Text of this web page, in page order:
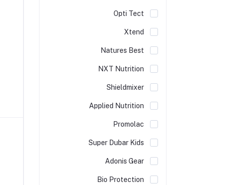
Opti Tect
Xtend
Natures Best
NXT Nutrition
Shieldmixer
Applied Nutrition
Promolac
Super Dubar Kids
Adonis Gear
Bio Protection